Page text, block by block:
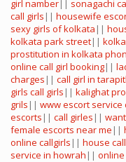
girl namber|| sonagachi
call girls || housewife
sexy girls of kolkata ||
kolkata park street||
prostitution in kolkata
online call girl booking||
charges || call girl in
girls call girls || kalighat
grils || www escort service
escorts || call girles ||
female escorts near me ||
online callgirls || house
service in howrah || online